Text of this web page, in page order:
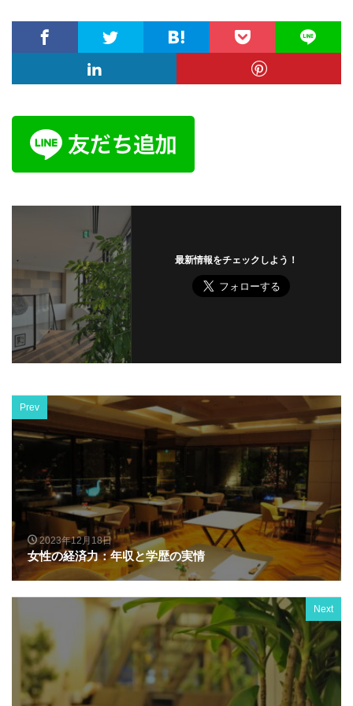
最新情報をチェックしよう！
Prev
2023年12月18日
女性の経済力：年収と学歴の実情
Next